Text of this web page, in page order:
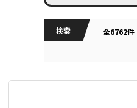
検索 全6762件